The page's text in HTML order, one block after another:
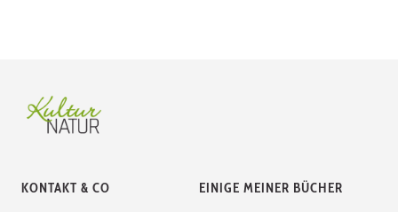
KONTAKT & CO EINIGE MEINER BÜCHER